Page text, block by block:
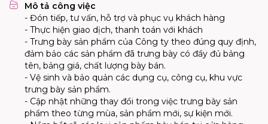
Mô tả công việc
- Đón tiếp, tư vấn, hỗ trợ và phục vụ khách hàng
- Thực hiện giao dịch, thanh toán với khách
- Trưng bày sản phẩm của Công ty theo đúng quy định,
đảm bảo các sản phẩm đã trưng bày có đầy đủ bảng
tên, bảng giá, chất lượng bày bán.
- Vệ sinh và bảo quản các dụng cụ, công cụ, khu vực
trưng bày sản phẩm.
- Cập nhật những thay đổi trong việc trưng bày sản
phẩm theo từng mùa, sản phẩm mới, sự kiện mới.